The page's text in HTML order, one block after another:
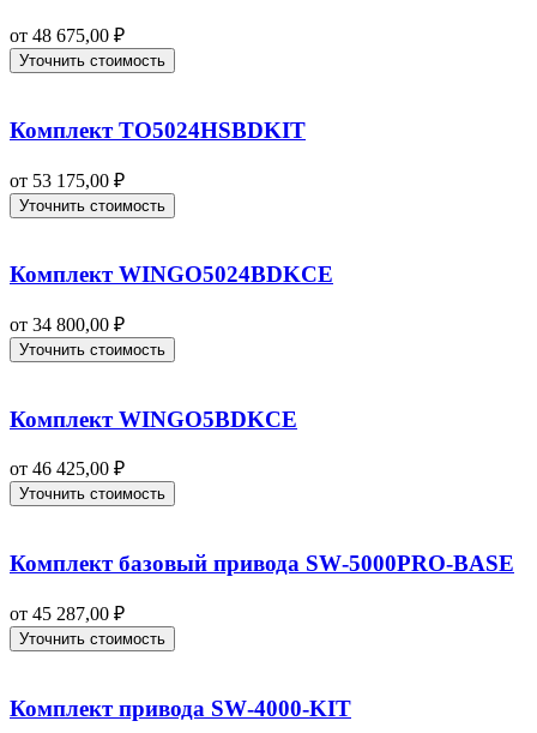
от 48 675,00 ₽
Уточнить стоимость
Комплект TO5024HSBDKIT
от 53 175,00 ₽
Уточнить стоимость
Комплект WINGO5024BDKCE
от 34 800,00 ₽
Уточнить стоимость
Комплект WINGO5BDKCE
от 46 425,00 ₽
Уточнить стоимость
Комплект базовый привода SW‑5000PRO‑BASE
от 45 287,00 ₽
Уточнить стоимость
Комплект привода SW‑4000-KIT